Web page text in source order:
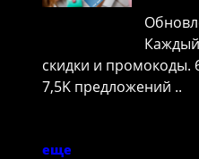
скидки и промокоды.
7,5K предложений ..
еще